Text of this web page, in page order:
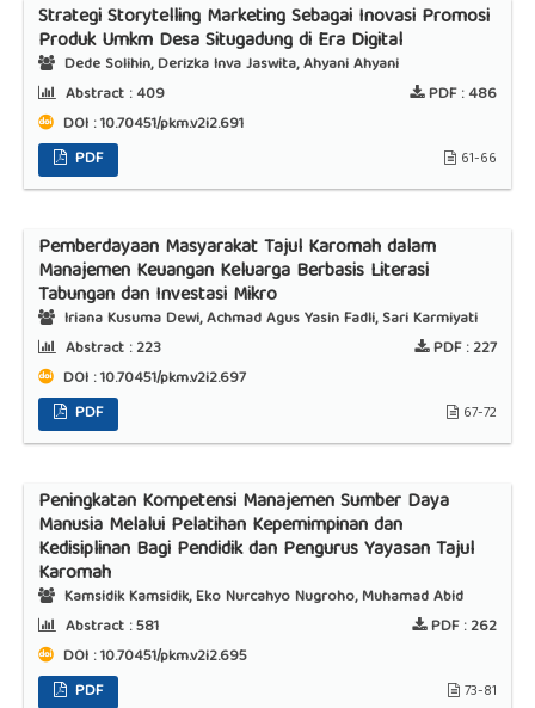
Strategi Storytelling Marketing Sebagai Inovasi Promosi
Produk Umkm Desa Situgadung di Era Digital
Dede Solihin, Derizka Inva Jaswita, Ahyani Ahyani
Abstract :409 PDF :486
DOI : 10.70451/pkm.v2i2.691
PDF
61-66
Pemberdayaan Masyarakat Tajul Karomah dalam
Manajemen Keuangan Keluarga Berbasis Literasi
Tabungan dan Investasi Mikro
Iriana Kusuma Dewi, Achmad Agus Yasin Fadli, Sari Karmiyati
Abstract :223 PDF :227
DOI : 10.70451/pkm.v2i2.697
PDF
67-72
Peningkatan Kompetensi Manajemen Sumber Daya
Manusia Melalui Pelatihan Kepemimpinan dan
Kedisiplinan Bagi Pendidik dan Pengurus Yayasan Tajul
Karomah
Kamsidik Kamsidik, Eko Nurcahyo Nugroho, Muhamad Abid
Abstract :581 PDF :262
DOI : 10.70451/pkm.v2i2.695
PDF
73-81